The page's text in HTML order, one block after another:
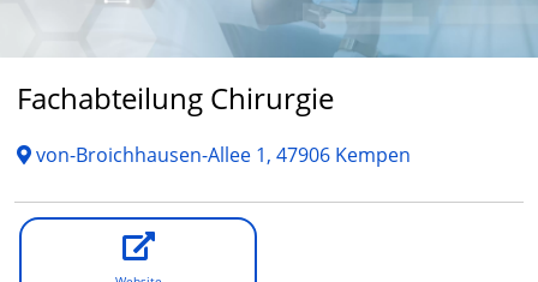
Fachabteilung Chirurgie
von-Broichhausen-Allee 1, 47906 Kempen